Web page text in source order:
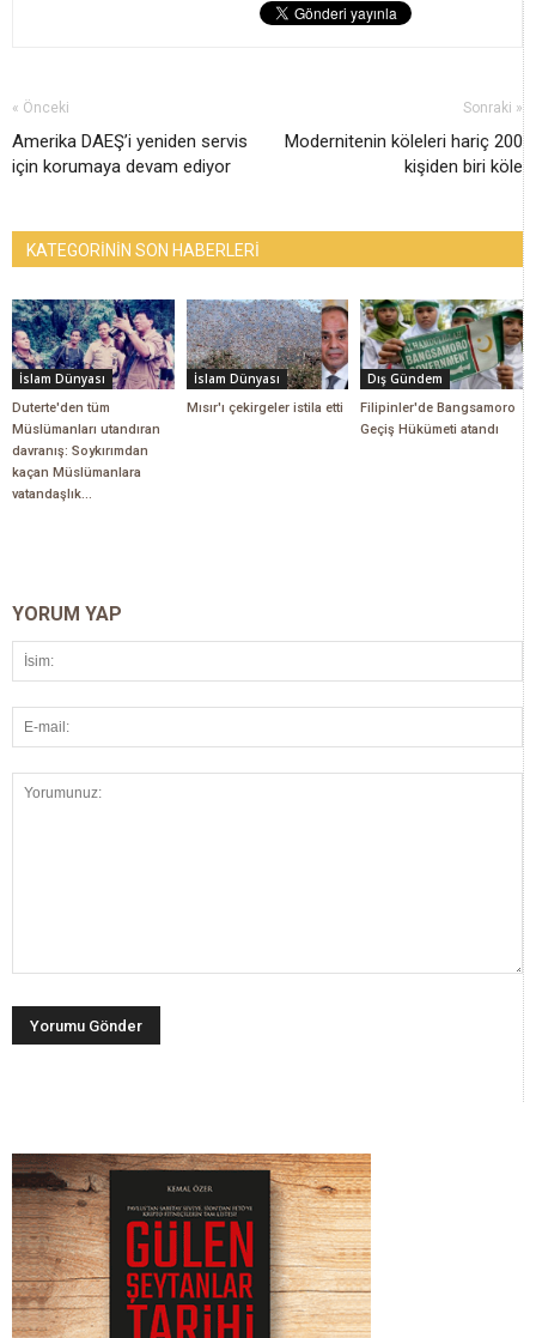
« Önceki
Amerika DAEŞ’i yeniden servis
için korumaya devam ediyor
Sonraki »
Modernitenin köleleri hariç 200
kişiden biri köle
KATEGORİNİN SON HABERLERİ
İslam Dünyası
Duterte'den tüm
Müslümanları utandıran
davranış: Soykırımdan
kaçan Müslümanlara
vatandaşlık...
İslam Dünyası
Mısır'ı çekirgeler istila etti
Dış Gündem
Filipinler'de Bangsamoro
Geçiş Hükümeti atandı
YORUM YAP